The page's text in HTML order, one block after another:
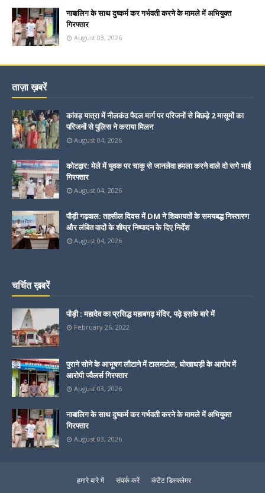
नाबालिग के साथ दुष्कर्म कर गर्भवती करने के मामले में अभियुक्त
गिरफ्तार
August 03, 2026
ताज़ा ख़बरें
कांवड़ यात्रा में नीलकंठ पैदल मार्ग पर परिजनों से बिछड़े 2 मासूमों का
परिजनों से पुलिस ने कराया मिलन
August 04, 2026
कोटद्वार: मेले में युवक पर चाकू से जानलेवा हमला करने वाले दो सगे भाई
गिरफ्तार
August 04, 2026
पौड़ी गढ़वाल: तहसील दिवस में DM ने शिकायतों के समयबद्ध निस्तारण
और लंबित वादों के शीघ्र निष्पादन के दिए निर्देश
August 04, 2026
चर्चित ख़बरें
पौड़ी : महादेव का प्रसिद्ध महाबगढ़ मंदिर, पढ़े इसके बारे में
February 26, 2022
पुराने सोने के आभूषण लौटाने में टालमटोल, धोखाधड़ी के आरोप में
आरोपी ज्वैलर्स गिरफ्तार
August 03, 2026
नाबालिग के साथ दुष्कर्म कर गर्भवती करने के मामले में अभियुक्त
गिरफ्तार
August 03, 2026
हमारे बारे में संपर्क करें कंटेंट डिस्क्लेमर